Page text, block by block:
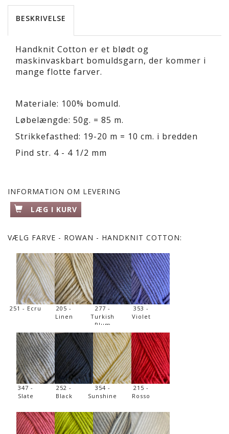
BESKRIVELSE
Handknit Cotton er et blødt og
maskinvaskbart bomuldsgarn, der kommer i
mange flotte farver.
Materiale: 100% bomuld.
Løbelængde: 50g. = 85 m.
Strikkefasthed: 19-20 m = 10 cm. i bredden
Pind str. 4 - 4 1/2 mm
INFORMATION OM LEVERING
LÆG I KURV
VÆLG FARVE - ROWAN - HANDKNIT COTTON:
251 - Ecru
205 -
Linen
277 -
Turkish
Plum
353 -
Violet
347 -
Slate
252 -
Black
354 -
Sunshine
215 -
Rosso